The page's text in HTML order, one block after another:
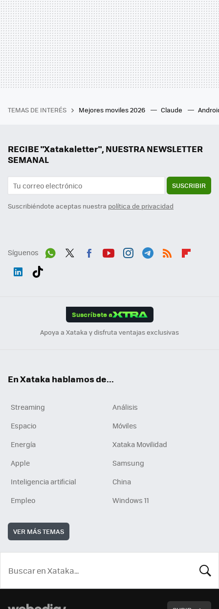
TEMAS DE INTERÉS Mejores moviles 2026 Claude
RECIBE "Xatakaletter", NUESTRA NEWSLETTER
SEMANAL
SUSCRIBIR
Suscribiéndote aceptas nuestra política de privacidad
Síguenos
Suscríbete a
Apoya a Xataka y disfruta ventajas exclusivas
En Xataka hablamos de...
Streaming
Análisis
Espacio
Móviles
Energía
Xataka Movilidad
Apple
Samsung
Inteligencia artificial
China
Empleo
Windows 11
VER MÁS TEMAS